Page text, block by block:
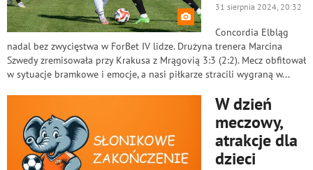
31 sierpnia 2024, 20:32
Concordia Elbląg
nadal bez zwycięstwa w ForBet IV lidze. Drużyna trenera Marcina
Szwedy zremisowała przy Krakusa z Mrągovią 3:3 (2:2). Mecz obfitował
w sytuacje bramkowe i emocje, a nasi piłkarze stracili wygraną w...
W dzień
meczowy,
atrakcje dla
dzieci